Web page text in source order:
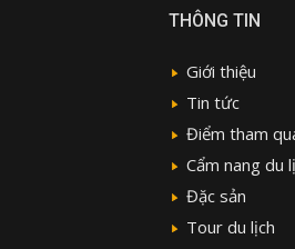
THÔNG TIN
Giới thiệu
Tin tức
Điểm tham
Cẩm nang du
Đặc sản
Tour du lịch